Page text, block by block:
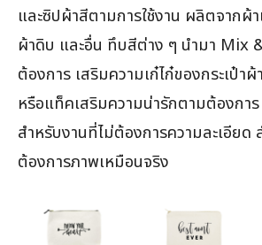
และซิปผ้าสีตามการใช้งาน ผลิตจาก
ผ้าดิบ และอื่น ทึบสีต่าง ๆ นำมา Mix
ต้องการ เสริมความเก๋ไก๋ของกระเป๋า
หรือแท็คเสริมความน่ารักตามต้องกา
สำหรับงานที่ไม่ต้องการความละเอียด
ต้องการภาพเหมือนจริง